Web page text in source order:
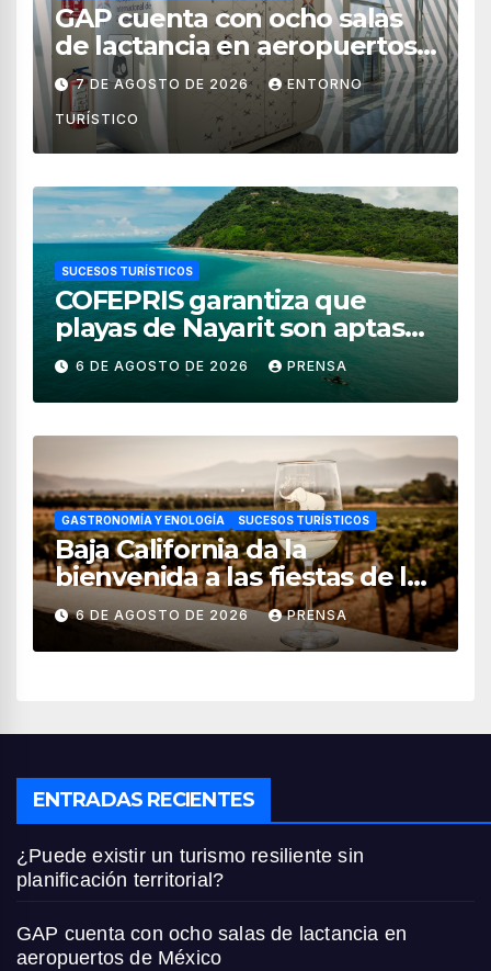
GAP cuenta con ocho salas
de lactancia en aeropuertos
de México
7 DE AGOSTO DE 2026 ENTORNO
TURÍSTICO
SUCESOS TURÍSTICOS
COFEPRIS garantiza que
playas de Nayarit son aptas
para uso recreativo
6 DE AGOSTO DE 2026 PRENSA
GASTRONOMÍA Y ENOLOGÍA SUCESOS TURÍSTICOS
Baja California da la
bienvenida a las fiestas de la
vendimia 2026
6 DE AGOSTO DE 2026 PRENSA
ENTRADAS RECIENTES
¿Puede existir un turismo resiliente sin
planificación territorial?
GAP cuenta con ocho salas de lactancia en
aeropuertos de México